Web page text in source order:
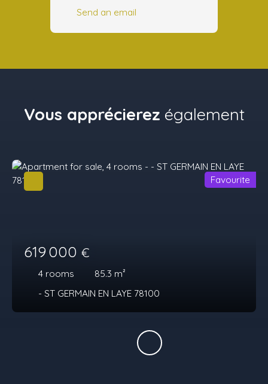
Send an email
Vous apprécierez également
619 000 €
4 rooms 85.3 m²
- ST GERMAIN EN LAYE 78100
Favourite